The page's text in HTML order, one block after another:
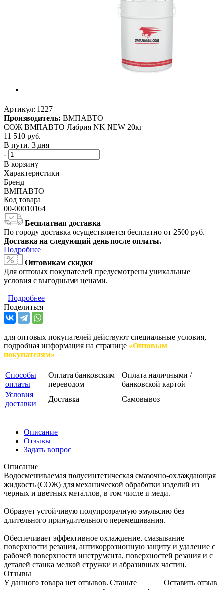
Артикул: 1227
Производитель: ВМПАВТО
СОЖ ВМПАВТО Лабрия NK NEW 20кг
11 510 руб.
В пути, 3 дня
-
+
В корзину
Характеристики
Бренд
ВМПАВТО
Код товара
00-00010164
Бесплатная доставка
По городу доставка осуществляется бесплатно от 2500 руб.
Доставка на следующий день после оплаты.
Подробнее
Оптовикам скидки
Для оптовых покупателей предусмотрены уникальные
условия с выгодными ценами.
Подробнее
Поделиться
для оптовых покупателей действуют специальные условия,
подробная информация на странице «Оптовым
покупателям»
Способы
оплаты
Оплата банковским
переводом
Оплата наличными /
банковской картой
Условия
доставки
Доставка Самовывоз
Описание
Отзывы
Задать вопрос
Описание
Водосмешиваемая полусинтетическая смазочно-охлаждающая
жидкость (СОЖ) для механической обработки изделий из
черных и цветных металлов, в том числе и меди.
Образует устойчивую полупрозрачную эмульсию без
длительного принудительного перемешивания.
Обеспечивает эффективное охлаждение, смазывание
поверхности резания, антикоррозионную защиту и удаление с
рабочей поверхности инструмента, поверхностей резания и с
деталей станка мелкой стружки и абразивных частиц.
Отзывы
Оставить отзыв
У данного товара нет отзывов. Станьте